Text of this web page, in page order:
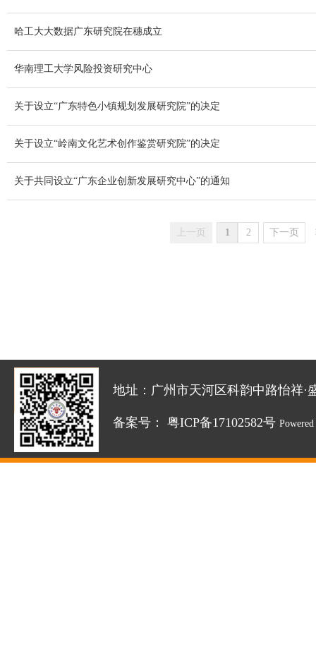
哈工大大数据广东研究院在穗成立
华南理工大学风险投资研究中心
关于设立“广东特色小镇规划发展研究院”的决定
关于设立“岭南文化艺术创作鉴赏研究院”的决定
关于共同设立“广东企业创新发展研究中心”的通知
上一页 1 2 下一页
地址：广州市天河区科韵中路怡祥·
备案号： 粤ICP备17102582号